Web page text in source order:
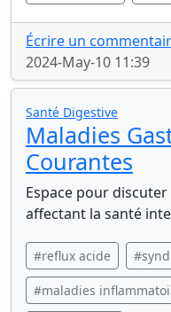
Écrire un
2024-May-10 11:39
Santé Digestive
Maladies
Courantes
Espace pour
affectant la santé
#reflux acide
#maladies